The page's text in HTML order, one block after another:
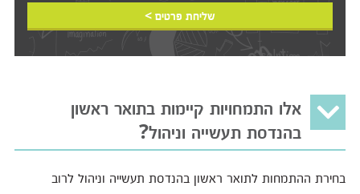
שליחת פרטים >
אלו התמחויות קיימות בתואר ראשון
בהנדסת תעשייה וניהול?
בחירת ההתמחות לתואר ראשון בהנדסת תעשייה וניהול לרוב